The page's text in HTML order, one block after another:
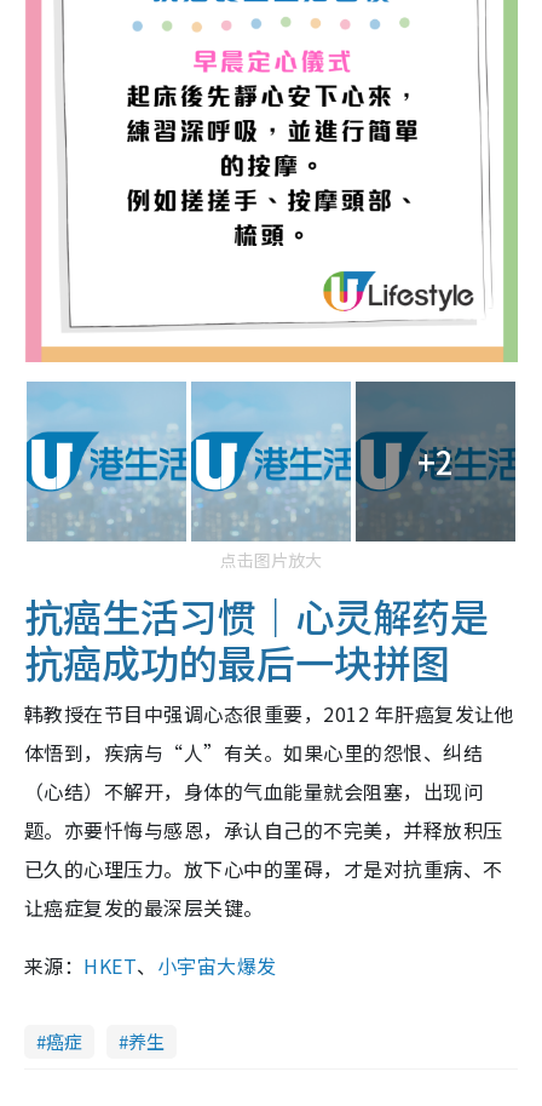
+2
点击图片放大
抗癌生活习惯｜心灵解药是
抗癌成功的最后一块拼图
韩教授在节目中强调心态很重要，2012 年肝癌复发让他
体悟到，疾病与“人”有关。如果心里的怨恨、纠结
（心结）不解开，身体的气血能量就会阻塞，出现问
题。亦要忏悔与感恩，承认自己的不完美，并释放积压
已久的心理压力。放下心中的罣碍，才是对抗重病、不
让癌症复发的最深层关键。
来源： HKET、 小宇宙大爆发
癌症 养生